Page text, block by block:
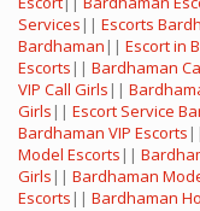
Services || Escorts
Bardhaman || Escort in
Escorts || Bardhaman
VIP Call Girls ||
Girls || Escort Service
Bardhaman VIP Escorts ||
Model Escorts ||
Girls || Bardhaman
Escorts || Bardhaman